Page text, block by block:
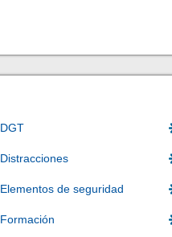
DGT
Distracciones
Elementos de seguridad
Formación